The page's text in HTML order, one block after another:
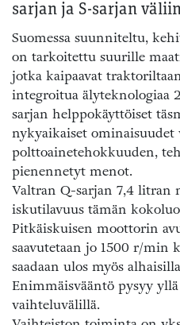
sarjan ja S-sarjan
Suomessa suunniteltu,
on tarkoitettu suurille
jotka kaipaavat
integroitua älyteknologiaa
sarjan helppokäyttöiset
nykyaikaiset ominaisuudet
polttoainetehokkuuden,
pienennetyt menot.
Valtran Q-sarjan 7,4 litran
iskutilavuus tämän
Pitkäiskuisen moottorin
saavutetaan jo 1500 r/min
saadaan ulos myös
Enimmäisvääntö pysyy
vaihteluvälillä.